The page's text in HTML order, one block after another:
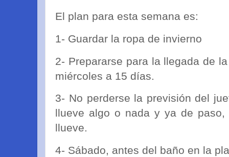
El plan para esta semana es:
1- Guardar la ropa de invierno
2- Prepararse para la llegada de
miércoles a 15 días.
3- No perderse la previsión del
llueve algo o nada y ya de
llueve.
4- Sábado, antes del baño en la